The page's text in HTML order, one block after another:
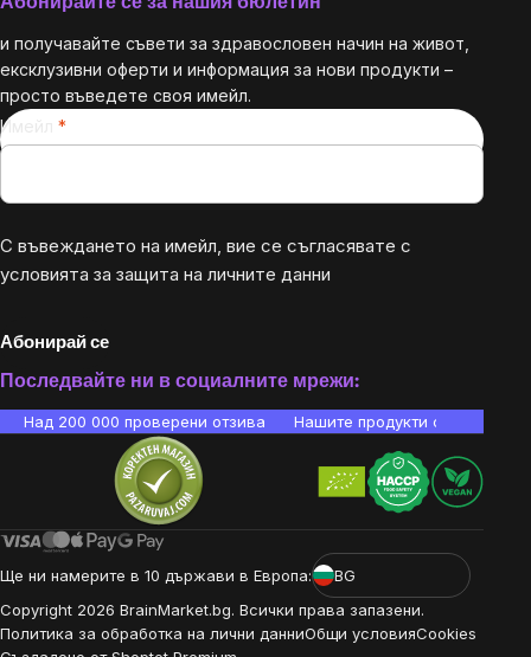
и получавайте съвети за здравословен начин на живот,
ексклузивни оферти и информация за нови продукти –
просто въведете своя имейл.
Имейл
С въвеждането на имейл, вие се съгласявате с
условията за защита на личните данни
Абонирай се
Последвайте ни в социалните мрежи:
Над 200 000 проверени отзива Нашите продукти са
Ще ни намерите в 10 държави в Европа:
BG
Copyright 2026 BrainMarket.bg. Всички права запазени.
Политика за обработка на лични данниОбщи условияCookies